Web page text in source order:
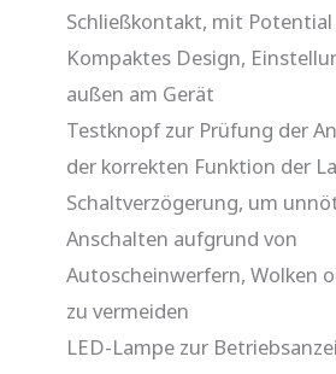
Schließkontakt, mit Potential
Kompaktes Design,
außen am Gerät
Testknopf zur Prüfung der
der korrekten Funktion der
Schaltverzögerung, um
Anschalten aufgrund von
Autoscheinwerfern, Wolken
zu vermeiden
LED-Lampe zur